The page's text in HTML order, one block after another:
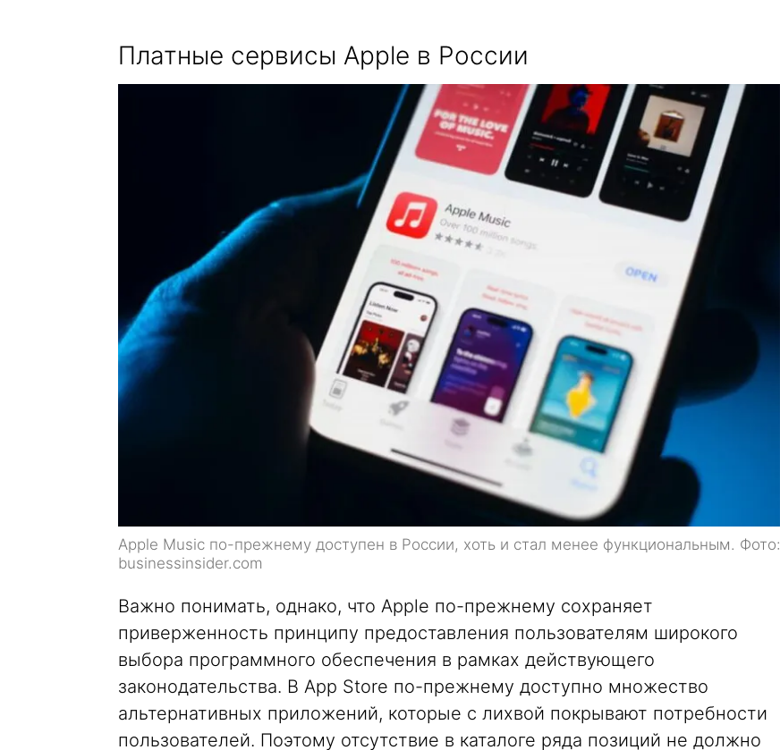
Платные сервисы Apple в России
Apple Music по-прежнему доступен в России, хоть и стал менее функциональным. Фото:
businessinsider.com
Важно понимать, однако, что Apple по-прежнему сохраняет
приверженность принципу предоставления пользователям широкого
выбора программного обеспечения в рамках действующего
законодательства. В App Store по-прежнему доступно множество
альтернативных приложений, которые с лихвой покрывают потребности
пользователей. Поэтому отсутствие в каталоге ряда позиций не должно